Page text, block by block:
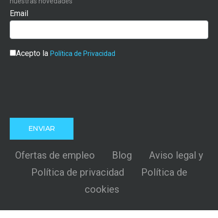
Email
Acepto la Política de Privacidad
Ofertas de empleo Blog
Aviso legal y
Política de privacidad
Política de
cookies